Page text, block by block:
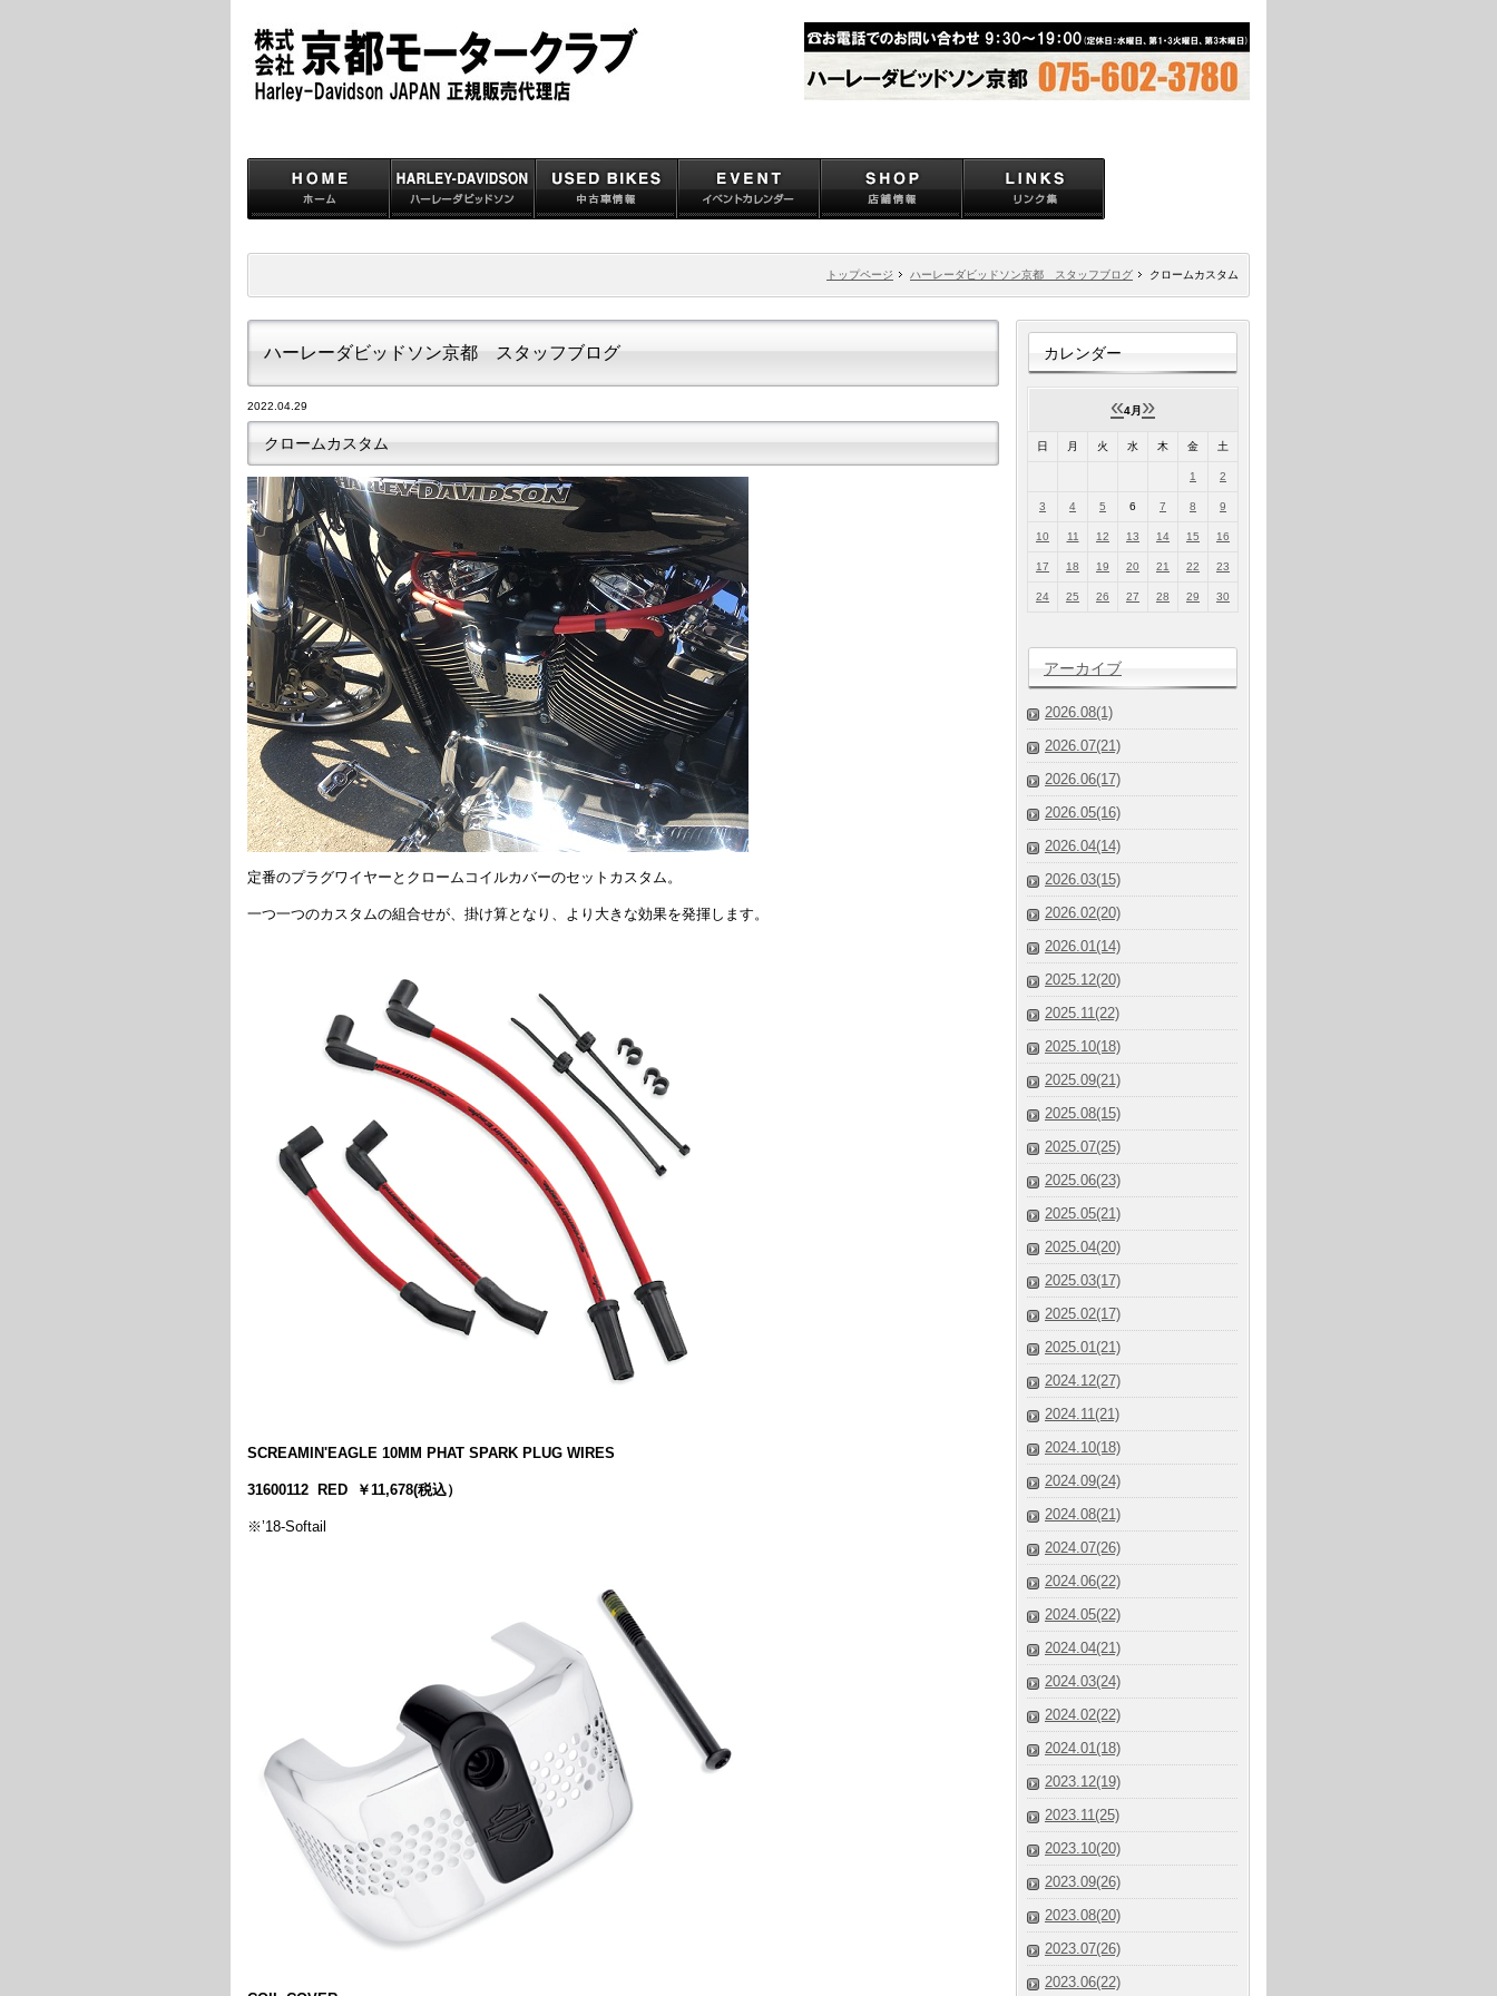
トップページ ハーレーダビッドソン京都 スタッフブログ クロームカスタム
ハーレーダビッドソン京都 スタッフブログ
2022.04.29
クロームカスタム
定番のプラグワイヤーとクロームコイルカバーのセットカスタム。
一つ一つのカスタムの組合せが、掛け算となり、より大きな効果を発揮します。
SCREAMIN'EAGLE 10MM PHAT SPARK PLUG WIRES
31600112 RED ￥11,678(税込）
※’18-Softail
カレンダー
«4月 »
日 月 火 水 木 金 土
1 2
3 4 5 6 7 8 9
10 11 12 13 14 15 16
17 18 19 20 21 22 23
24 25 26 27 28 29 30
アーカイブ
2026.08(1)
2026.07(21)
2026.06(17)
2026.05(16)
2026.04(14)
2026.03(15)
2026.02(20)
2026.01(14)
2025.12(20)
2025.11(22)
2025.10(18)
2025.09(21)
2025.08(15)
2025.07(25)
2025.06(23)
2025.05(21)
2025.04(20)
2025.03(17)
2025.02(17)
2025.01(21)
2024.12(27)
2024.11(21)
2024.10(18)
2024.09(24)
2024.08(21)
2024.07(26)
2024.06(22)
2024.05(22)
2024.04(21)
2024.03(24)
2024.02(22)
2024.01(18)
2023.12(19)
2023.11(25)
2023.10(20)
2023.09(26)
2023.08(20)
2023.07(26)
2023.06(22)